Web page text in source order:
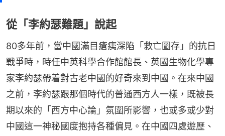
從「李約瑟難題」說起
80多年前，當中國滿目瘡痍深陷「救亡圖存」的抗日
戰爭時，時任中英科學合作館館長、英國生物化學專
家李約瑟帶着對古老中國的好奇來到中國。在來中國
之前，李約瑟跟那個時代的普通西方人一樣，既被長
期以來的「西方中心論」氛圍所影響，也或多或少對
中國這一神秘國度抱持各種偏見。在中國四處遊歷、